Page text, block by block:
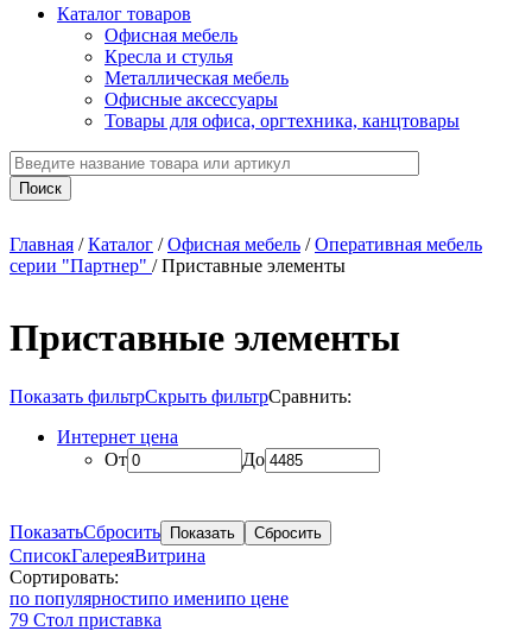
Каталог товаров
Офисная мебель
Кресла и стулья
Металлическая мебель
Офисные аксессуары
Товары для офиса, оргтехника, канцтовары
Главная /Каталог /Офисная мебель /Оперативная мебель
серии "Партнер" /Приставные элементы
Приставные элементы
Показать фильтрСкрыть фильтрСравнить:
Интернет цена
От
До
ПоказатьСбросить
СписокГалереяВитрина
Сортировать:
по популярностипо именипо цене
79 Стол приставка